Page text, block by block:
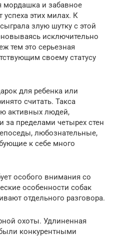
мордашка и забавное
этих милах. К
злую шутку с этой
исключительно
тем это серьезная
своему статусу
для ребенка или
считать. Такса
активных людей,
пределами четырех стен
любознательные,
к себе много
особого внимания со
особенности собак
отдельного разговора.
охоты. Удлиненная
конкурентными